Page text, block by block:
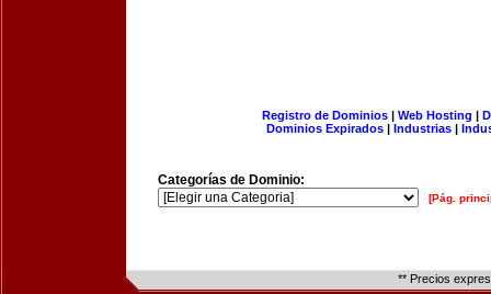
Registro de Dominios| Web Hosting |
Dominios Expirados | Industrias |
Categorías de Dominio:
[Pág.
** Precios